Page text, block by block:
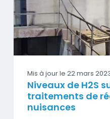
Mis à jour le 22 mars
Niveaux de H2S
traitements de
nuisances